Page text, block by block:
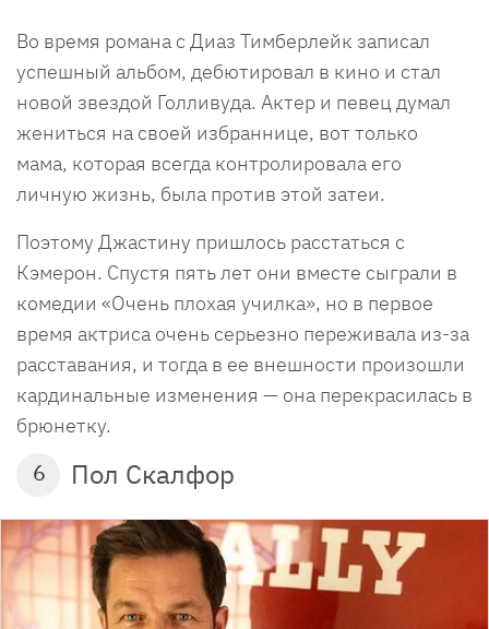
Во время романа с Диаз Тимберлейк записал
успешный альбом, дебютировал в кино и стал
новой звездой Голливуда. Актер и певец думал
жениться на своей избраннице, вот только
мама, которая всегда контролировала его
личную жизнь, была против этой затеи.
Поэтому Джастину пришлось расстаться с
Кэмерон. Спустя пять лет они вместе сыграли в
комедии «Очень плохая училка», но в первое
время актриса очень серьезно переживала из-за
расставания, и тогда в ее внешности произошли
кардинальные изменения — она перекрасилась в
брюнетку.
6 Пол Скалфор